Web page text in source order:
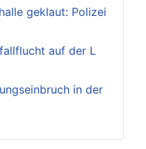
geklaut: Polizei
auf der L
in der